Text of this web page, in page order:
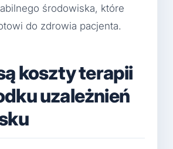
środowiska, które
do zdrowia pacjenta.
koszty terapii
uzależnień